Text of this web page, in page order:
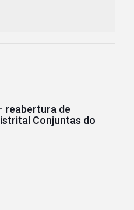
reabertura de
Conjuntas do